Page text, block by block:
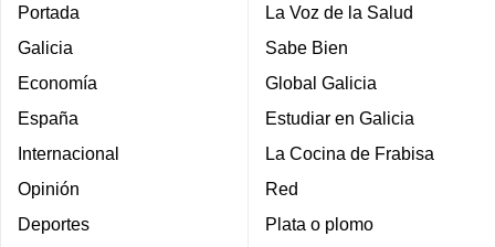
Portada
Galicia
Economía
España
Internacional
Opinión
Deportes
La Voz de la Salud
Sabe Bien
Global Galicia
Estudiar en Galicia
La Cocina de Frabisa
Red
Plata o plomo